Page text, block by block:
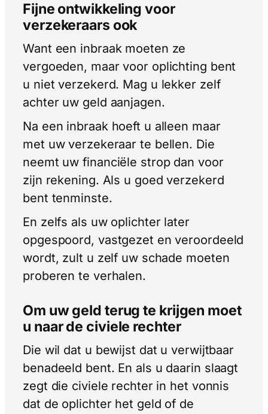
Fijne ontwikkeling voor
verzekeraars ook
Want een inbraak moeten ze
vergoeden, maar voor oplichting bent
u niet verzekerd. Mag u lekker zelf
achter uw geld aanjagen.
Na een inbraak hoeft u alleen maar
met uw verzekeraar te bellen. Die
neemt uw financiële strop dan voor
zijn rekening. Als u goed verzekerd
bent tenminste.
En zelfs als uw oplichter later
opgespoord, vastgezet en veroordeeld
wordt, zult u zelf uw schade moeten
proberen te verhalen.
Om uw geld terug te krijgen moet
u naar de civiele rechter
Die wil dat u bewijst dat u verwijtbaar
benadeeld bent. En als u daarin slaagt
zegt die civiele rechter in het vonnis
dat de oplichter het geld of de